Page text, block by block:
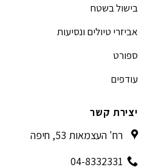
בישול בשטח
אביזרי טיולים ונסיעות
ספורט
עודפים
יצירת קשר
רח' העצמאות 53, חיפה
04-8332331